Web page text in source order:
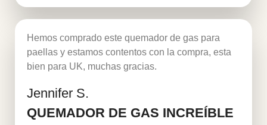
Hemos comprado este quemador de gas para
paellas y estamos contentos con la compra, esta
bien para UK, muchas gracias.
Jennifer S.
QUEMADOR DE GAS INCREÍBLE